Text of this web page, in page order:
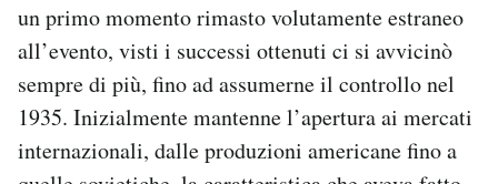
un primo momento rimasto volutamente estraneo
all’evento, visti i successi ottenuti ci si avvicinò
sempre di più, fino ad assumerne il controllo nel
1935. Inizialmente mantenne l’apertura ai mercati
internazionali, dalle produzioni americane fino a